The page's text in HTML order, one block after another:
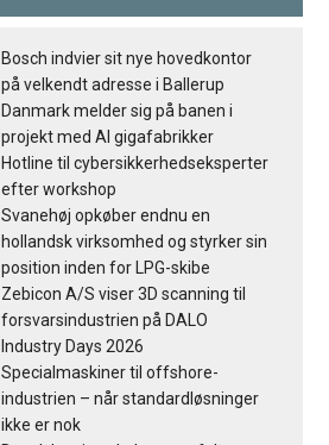
Bosch indvier sit nye hovedkontor
på velkendt adresse i Ballerup
Danmark melder sig på banen i
projekt med AI gigafabrikker
Hotline til cybersikkerhedseksperter
efter workshop
Svanehøj opkøber endnu en
hollandsk virksomhed og styrker sin
position inden for LPG-skibe
Zebicon A/S viser 3D scanning til
forsvarsindustrien på DALO
Industry Days 2026
Specialmaskiner til offshore-
industrien – når standardløsninger
ikke er nok